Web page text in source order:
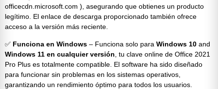
officecdn.microsoft.com ), asegurando que obtienes un producto
legítimo. El enlace de descarga proporcionado también ofrece
acceso a la versión más reciente.
✅ Funciona en Windows – Funciona solo para Windows 10 and
Windows 11 en cualquier versión , tu clave online de Office 2021
Pro Plus es totalmente compatible. El software ha sido diseñado
para funcionar sin problemas en los sistemas operativos,
garantizando un rendimiento óptimo para todos los usuarios.